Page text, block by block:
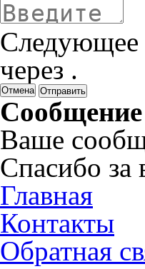
Следующее
через .
Отмена
Сообщение
Ваше
Спасибо за
Главная
Контакты
Обратная